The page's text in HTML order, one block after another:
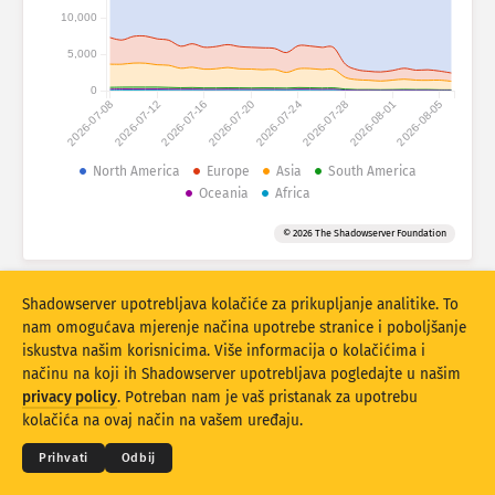
Skup podataka
Ograničenje
Preklapajući
Ažuriraj Resetiraj
Preuzmi kao PNG
2026-07-082026-07-122026-07-162026-07-202026-07-242026-07-282026-08-012026-08-05
0
5,000
10,000
North America Europe Asia
South America
Oceania
Africa
© 2026 The Shadowserver Foundation
© 2026THE SHADOWSERVER FOUNDATION
Privatnost i Uvjeti
Obratite nam se Zahvale
Shadowserver upotrebljava kolačiće za prikupljanje analitike. To
nam omogućava mjerenje načina upotrebe stranice i poboljšanje
iskustva našim korisnicima. Više informacija o kolačićima i
načinu na koji ih Shadowserver upotrebljava pogledajte u našim
privacy policy. Potreban nam je vaš pristanak za upotrebu
kolačića na ovaj način na vašem uređaju.
Prihvati Odbij